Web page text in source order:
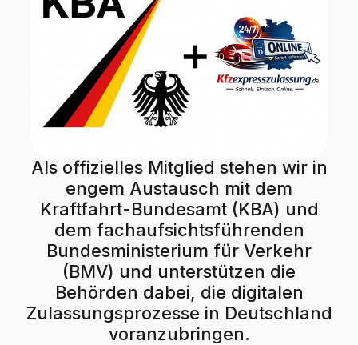
Als offizielles Mitglied stehen wir in
engem Austausch mit dem
Kraftfahrt-Bundesamt (KBA) und
dem fachaufsichtsführenden
Bundesministerium für Verkehr
(BMV) und unterstützen die
Behörden dabei, die digitalen
Zulassungsprozesse in Deutschland
voranzubringen.